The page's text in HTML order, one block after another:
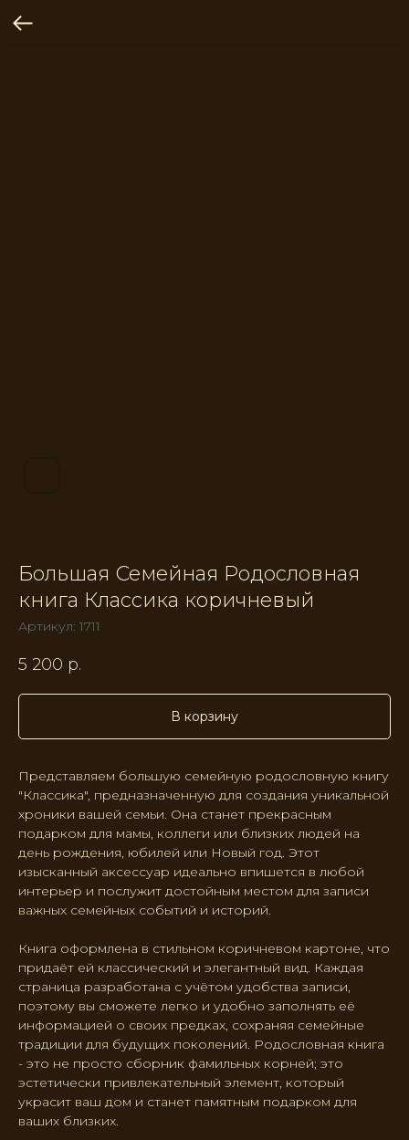
Большая Семейная Родословная
книга Классика коричневый
Артикул: 1711
5 200 р.
В корзину
Представляем большую семейную родословную книгу
"Классика", предназначенную для создания уникальной
хроники вашей семьи. Она станет прекрасным
подарком для мамы, коллеги или близких людей на
день рождения, юбилей или Новый год. Этот
изысканный аксессуар идеально впишется в любой
интерьер и послужит достойным местом для записи
важных семейных событий и историй.
Книга оформлена в стильном коричневом картоне, что
придаёт ей классический и элегантный вид. Каждая
страница разработана с учётом удобства записи,
поэтому вы сможете легко и удобно заполнять её
информацией о своих предках, сохраняя семейные
традиции для будущих поколений. Родословная книга
- это не просто сборник фамильных корней; это
эстетически привлекательный элемент, который
украсит ваш дом и станет памятным подарком для
ваших близких.